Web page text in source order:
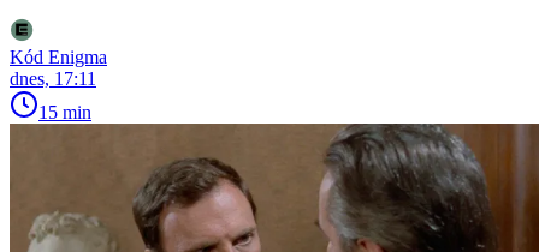
Kód Enigma
dnes, 17:11
15 min